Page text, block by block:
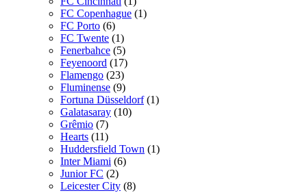
FC Copenhague (1)
FC Porto (6)
FC Twente (1)
Fenerbahce (5)
Feyenoord (17)
Flamengo (23)
Fluminense (9)
Fortuna Düsseldorf (1)
Galatasaray (10)
Grêmio (7)
Hearts (11)
Huddersfield Town (1)
Inter Miami (6)
Junior FC (2)
Leicester City (8)